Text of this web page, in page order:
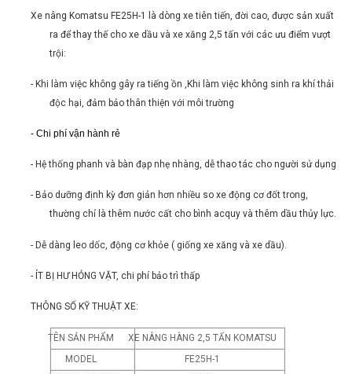
Xe nâng Komatsu FE25H-1 là dòng xe tiên tiến, đời cao, được sản xuất
ra để thay thế cho xe dầu và xe xăng 2,5 tấn với các ưu điểm vượt
trội:
- Khi làm việc không gây ra tiếng ồn , Khi làm việc không sinh ra khí thải
độc hại, đảm bảo thân thiện với môi trường
- Chi phí vận hành rẻ
- Hệ thống phanh và bàn đạp nhẹ nhàng, dễ thao tác cho người sử dụng
- Bảo dưỡng định kỳ đơn giản hơn nhiều so xe động cơ đốt trong,
thường chỉ là thêm nước cất cho bình acquy và thêm dầu thủy lực.
- Dễ dàng leo dốc, động cơ khỏe ( giống xe xăng và xe dầu).
- ÍT BỊ HƯ HỎNG VẶT, chi phí bảo trì thấp
THÔNG SỐ KỸ THUẬT XE:
TÊN SẢN PHẨM
XE NÂNG HÀNG 2,5 TẤN KOMATSU
MODEL
FE25H-1